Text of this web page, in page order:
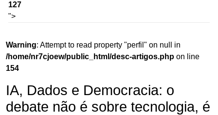
127
">
Warning: Attempt to read property "perfil" on null in
/home/nr7cjoew/public_html/desc-artigos.php on line
154
IA, Dados e Democracia: o
debate não é sobre tecnologia, é